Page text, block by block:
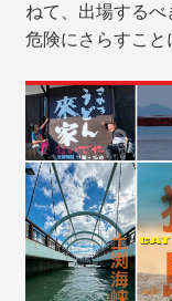
ねて、出場する
危険にさらすこと